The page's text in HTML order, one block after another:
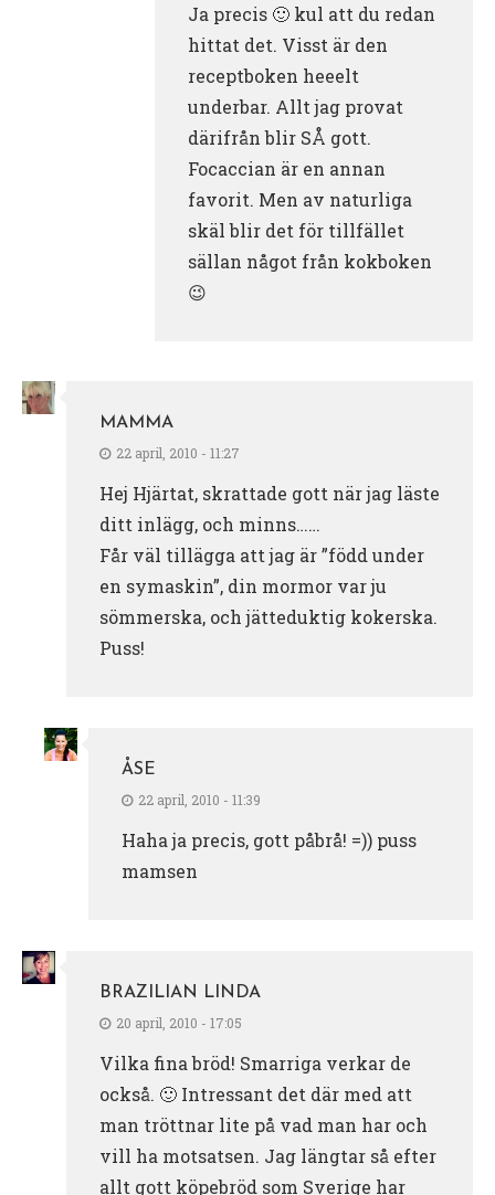
Ja precis 🙂 kul att du redan
hittat det. Visst är den
receptboken heeelt
underbar. Allt jag provat
därifrån blir SÅ gott.
Focaccian är en annan
favorit. Men av naturliga
skäl blir det för tillfället
sällan något från kokboken
😉
MAMMA
22 april, 2010 - 11:27
Hej Hjärtat, skrattade gott när jag läste
ditt inlägg, och minns……
Får väl tillägga att jag är ”född under
en symaskin”, din mormor var ju
sömmerska, och jätteduktig kokerska.
Puss!
ÅSE
22 april, 2010 - 11:39
Haha ja precis, gott påbrå! =)) puss
mamsen
BRAZILIAN LINDA
20 april, 2010 - 17:05
Vilka fina bröd! Smarriga verkar de
också. 🙂 Intressant det där med att
man tröttnar lite på vad man har och
vill ha motsatsen. Jag längtar så efter
allt gott köpebröd som Sverige har